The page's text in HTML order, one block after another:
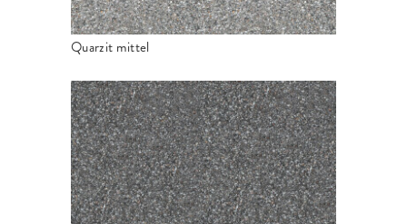
Quarzit mittel